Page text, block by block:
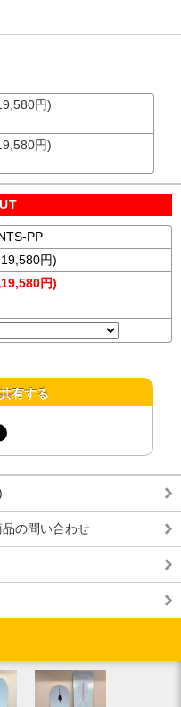
円)
円)
PP
円)
円)
有する
の問い合わせ